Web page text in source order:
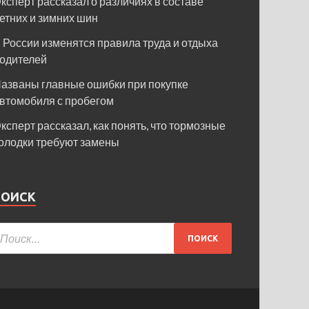
и зимних шин
России изменятся правила труда и отдыха
главные ошибки при покупке
с пробегом
рассказал, как понять, что тормозные
требуют замены